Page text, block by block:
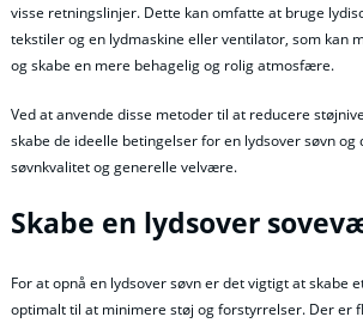
visse retningslinjer. Dette kan omfatte at bruge
tekstiler og en lydmaskine eller ventilator, som kan
og skabe en mere behagelig og rolig atmosfære.
Ved at anvende disse metoder til at reducere
skabe de ideelle betingelser for en lydsover søvn
søvnkvalitet og generelle velvære.
Skabe en lydsover
For at opnå en lydsover søvn er det vigtigt at skabe
optimalt til at minimere støj og forstyrrelser. Der er